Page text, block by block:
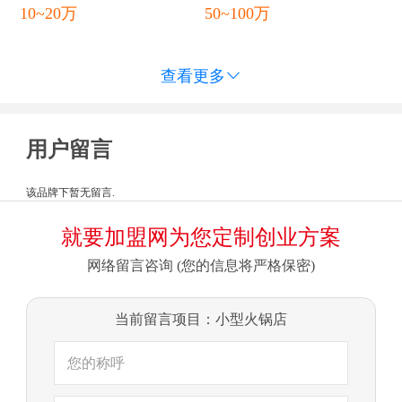
10~20万
50~100万
查看更多 
用户留言
该品牌下暂无留言.
就要加盟网为您定制创业方案
网络留言咨询 (您的信息将严格保密)
当前留言项目：小型火锅店